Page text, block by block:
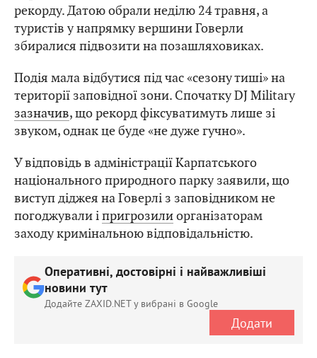
рекорду. Датою обрали неділю 24 травня, а
туристів у напрямку вершини Говерли
збиралися підвозити на позашляховиках.
Подія мала відбутися під час «сезону тиші» на
території заповідної зони. Спочатку DJ Military
зазначив, що рекорд фіксуватимуть лише зі
звуком, однак це буде «не дуже гучно».
У відповідь в адміністрації Карпатського
національного природного парку заявили, що
виступ діджея на Говерлі з заповідником не
погоджували іпригрозилиорганізаторам
заходу кримінальною відповідальністю.
Оперативні, достовірні і найважливіші
новини тут
Додайте ZAXID.NET у вибрані в Google
Додати